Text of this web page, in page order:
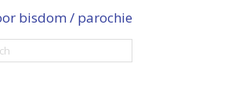
bisdom / parochie